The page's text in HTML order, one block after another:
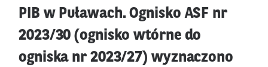
PIB w Puławach. Ognisko ASF nr
2023/30 (ognisko wtórne do
ogniska nr 2023/27) wyznaczono